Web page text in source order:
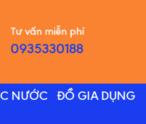
Tư vấn miễn phí
0935330188
NƯỚC
ĐỒ GIA DỤNG